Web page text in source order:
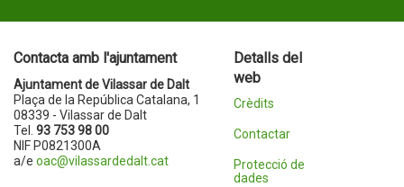
Contacta amb l'ajuntament
Ajuntament de Vilassar de Dalt
Plaça de la República Catalana, 1
08339 - Vilassar de Dalt
Tel. 93 753 98 00
NIF P0821300A
a/e oac@vilassardedalt.cat
Detalls del
web
Crèdits
Contactar
Protecció de
dades